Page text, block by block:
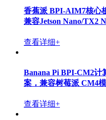
香蕉派 BPI-AIM7核心
兼容Jetson Nano/TX2
查看详细+
Banana Pi BPI-CM2计
案，兼容树莓派 CM4
查看详细+